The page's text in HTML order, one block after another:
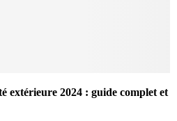
extérieure 2024 : guide complet et